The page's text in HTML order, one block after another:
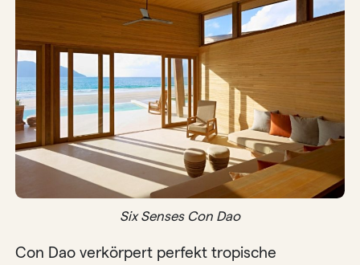
Six Senses Con Dao
Con Dao verkörpert perfekt tropische